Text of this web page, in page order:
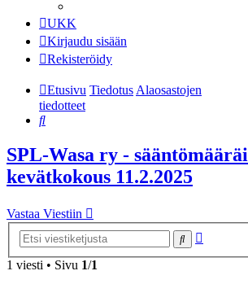
UKK
Kirjaudu sisään
Rekisteröidy
Etusivu TiedotusAlaosastojen
tiedotteet
Etsi
SPL-Wasa ry -
kevätkokous 11.2.2025
Vastaa Viestiin
Etsi
1 viesti • Sivu 1/1